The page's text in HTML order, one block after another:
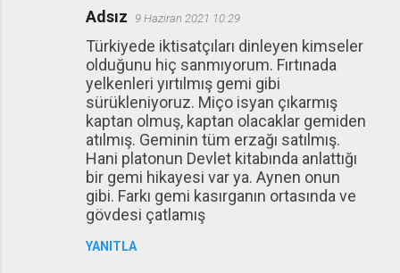
Adsız 9 Haziran 2021 10:29
Türkiyede iktisatçıları dinleyen kimseler
olduğunu hiç sanmıyorum. Fırtınada
yelkenleri yırtılmış gemi gibi
sürükleniyoruz. Miço isyan çıkarmış
kaptan olmuş, kaptan olacaklar gemiden
atılmış. Geminin tüm erzağı satılmış.
Hani platonun Devlet kitabında anlattığı
bir gemi hikayesi var ya. Aynen onun
gibi. Farkı gemi kasırganın ortasında ve
gövdesi çatlamış
YANITLA